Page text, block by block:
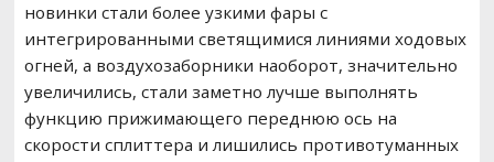
новинки стали более узкими фары с
интегрированными светящимися линиями ходовых
огней, а воздухозаборники наоборот, значительно
увеличились, стали заметно лучше выполнять
функцию прижимающего переднюю ось на
скорости сплиттера и лишились противотуманных